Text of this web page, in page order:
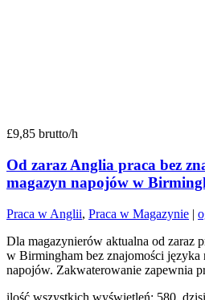
£9,85 brutto/h
Od zaraz Anglia praca bez
magazyn napojów w
Praca w Anglii, Praca w Magazynie |
Dla magazynierów aktualna od zaraz
w Birmingham bez znajomości języka
napojów. Zakwaterowanie zapewnia
ilość wszystkich wyświetleń: 580,